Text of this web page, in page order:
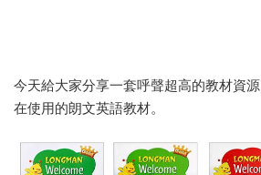
今天給大家分享一套呼聲超高的教材資
在使用的朗文英語教材。